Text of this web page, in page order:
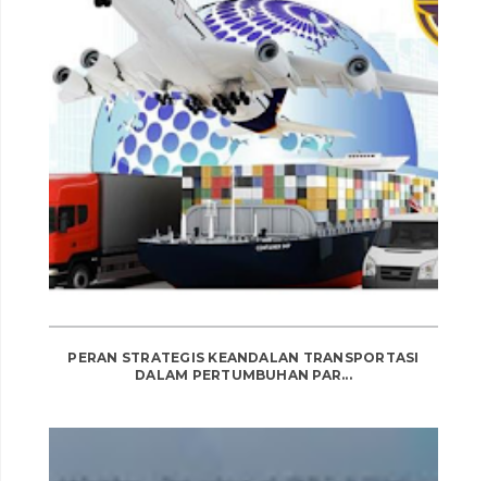
PERAN STRATEGIS KEANDALAN TRANSPORTASI
DALAM PERTUMBUHAN PAR...